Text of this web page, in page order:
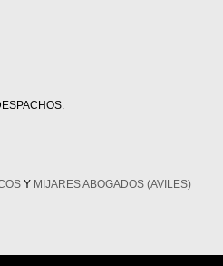
Y MIJARES ABOGADOS (AVILES)